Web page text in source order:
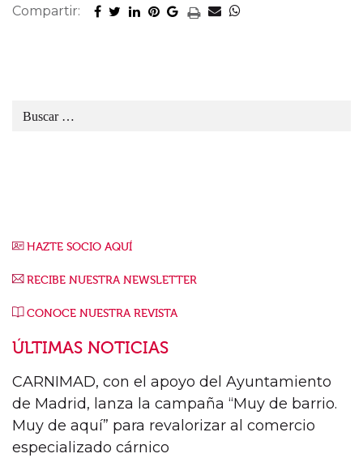
Compartir:
HAZTE SOCIO AQUÍ
RECIBE NUESTRA NEWSLETTER
CONOCE NUESTRA REVISTA
ÚLTIMAS NOTICIAS
CARNIMAD, con el apoyo del Ayuntamiento
de Madrid, lanza la campaña “Muy de barrio.
Muy de aquí” para revalorizar al comercio
especializado cárnico